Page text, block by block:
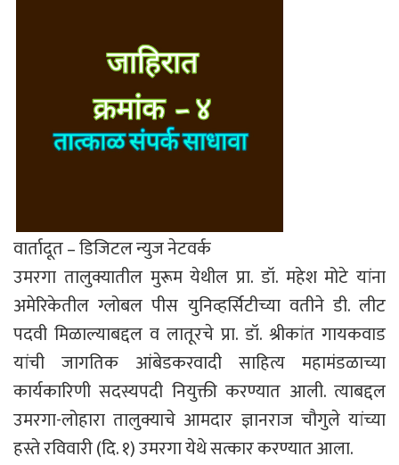
वार्तादूत – डिजिटल न्युज नेटवर्क
उमरगा तालुक्यातील मुरूम येथील प्रा. डॉ. महेश मोटे यांना
अमेरिकेतील ग्लोबल पीस युनिव्हर्सिटीच्या वतीने डी. लीट
पदवी मिळाल्याबद्दल व लातूरचे प्रा. डॉ. श्रीकांत गायकवाड
यांची जागतिक आंबेडकरवादी साहित्य महामंडळाच्या
कार्यकारिणी सदस्यपदी नियुक्ती करण्यात आली. त्याबद्दल
उमरगा-लोहारा तालुक्याचे आमदार ज्ञानराज चौगुले यांच्या
हस्ते रविवारी (दि. १) उमरगा येथे सत्कार करण्यात आला.